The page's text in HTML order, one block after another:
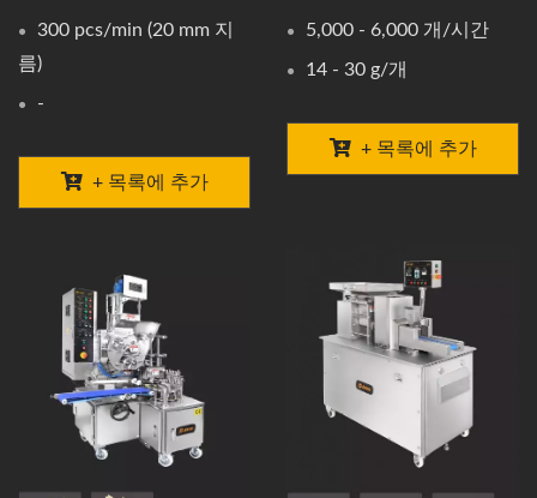
300 pcs/min (20 mm 지
름)
-
+ 목록에 추가
5,000 - 6,000 개/시간
14 - 30 g/개
+ 목록에 추가